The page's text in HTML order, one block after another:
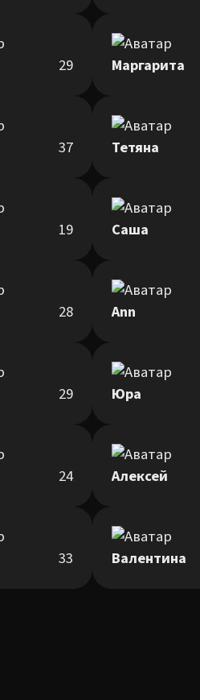
29 Маргарита
37 Тетяна
19 Саша
28 Ann
29 Юра
24 Алексей
33 Валентина